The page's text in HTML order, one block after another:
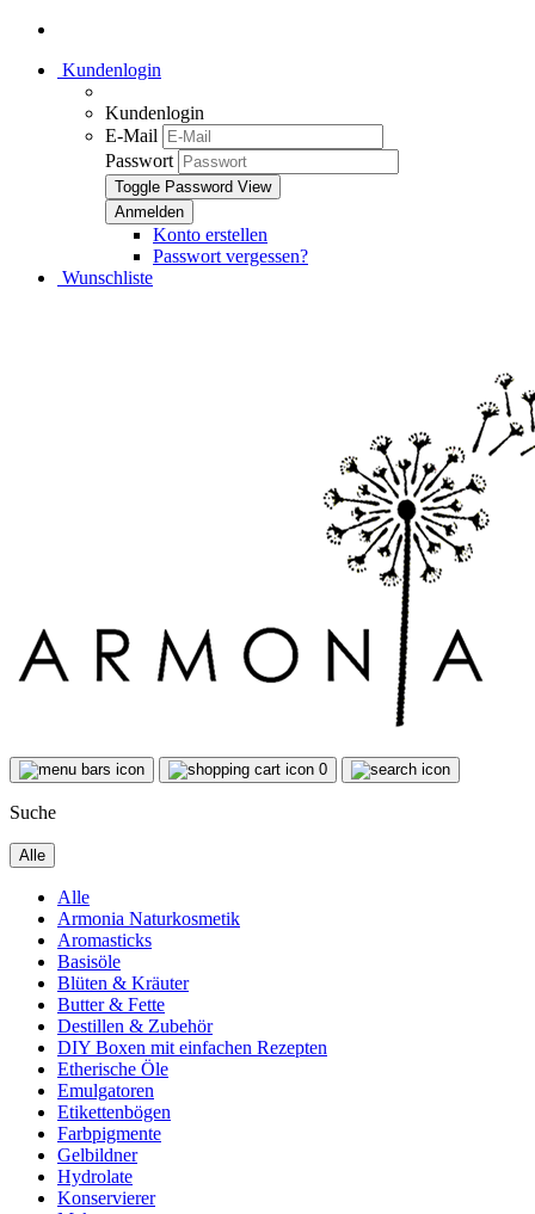
Kundenlogin
Kundenlogin
E-Mail
Passwort
Toggle Password View
Konto erstellen
Passwort vergessen?
Wunschliste
0
Suche
Alle
Alle
Armonia Naturkosmetik
Aromasticks
Basisöle
Blüten & Kräuter
Butter & Fette
Destillen & Zubehör
DIY Boxen mit einfachen Rezepten
Etherische Öle
Emulgatoren
Etikettenbögen
Farbpigmente
Gelbildner
Hydrolate
Konservierer